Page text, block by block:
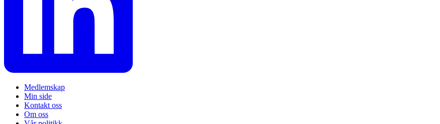
Medlemskap
Min side
Kontakt oss
Om oss